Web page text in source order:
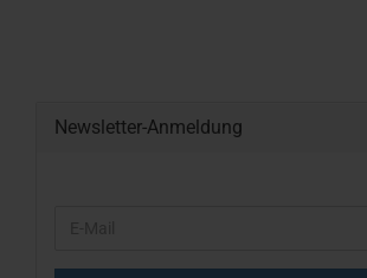
Newsletter-Anmeldung
NEWSLETTER-